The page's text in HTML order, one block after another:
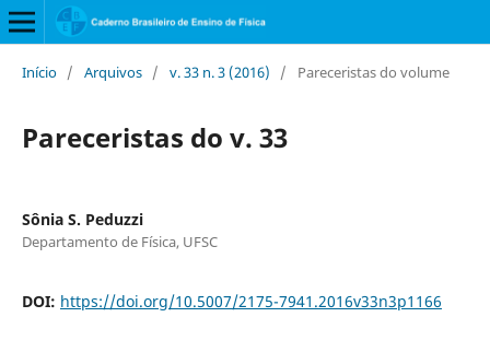
Início / Arquivos / v. 33 n. 3 (2016) / Pareceristas do volume
Pareceristas do v. 33
Sônia S. Peduzzi
Departamento de Física, UFSC
DOI: https://doi.org/10.5007/2175-7941.2016v33n3p1166